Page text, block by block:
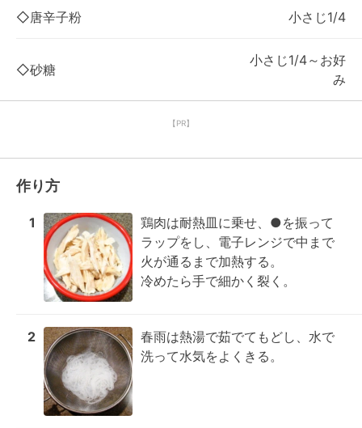
◇唐辛子粉 小さじ1/4
◇砂糖
小さじ1/4～お好
み
【PR】
作り方
1
鶏肉は耐熱皿に乗せ、●を振って
ラップをし、電子レンジで中まで
火が通るまで加熱する。
冷めたら手で細かく裂く。
2
春雨は熱湯で茹でてもどし、水で
洗って水気をよくきる。